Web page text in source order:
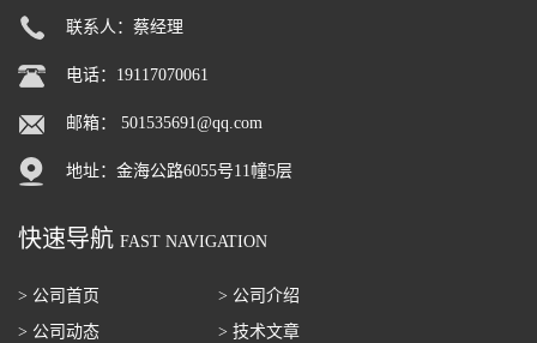
联系人：蔡经理
电话：19117070061
邮箱： 501535691@qq.com
地址：金海公路6055号11幢5层
快速导航 FAST NAVIGATION
> 公司首页
> 公司介绍
> 公司动态
> 技术文章